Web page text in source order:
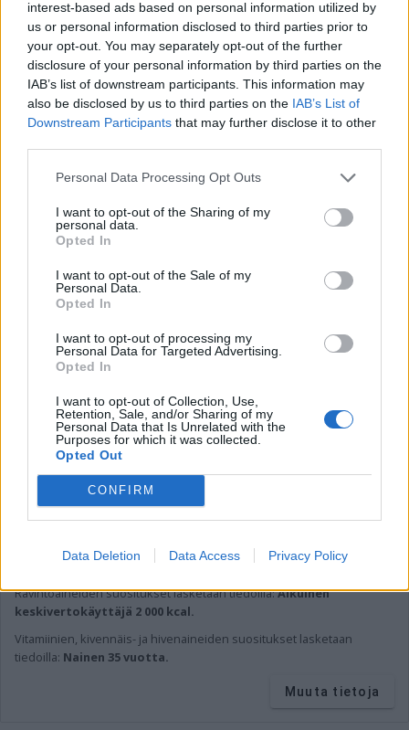
interest-based ads based on personal information utilized by
us or personal information disclosed to third parties prior to
your opt-out. You may separately opt-out of the further
disclosure of your personal information by third parties on the
IAB’s list of downstream participants. This information may
also be disclosed by us to third parties on the IAB’s List of
Downstream Participants that may further disclose it to other
Personal Data Processing Opt Outs
I want to opt-out of the Sharing of my
personal data.
Opted In
I want to opt-out of the Sale of my
Personal Data.
Opted In
I want to opt-out of processing my
Personal Data for Targeted Advertising.
Opted In
I want to opt-out of Collection, Use,
Retention, Sale, and/or Sharing of my
Personal Data that Is Unrelated with the
Purposes for which it was collected.
Opted Out
CONFIRM
Data Deletion Data Access Privacy Policy
Kivennäis- ja hivenaineet
Kivennäis- tai hivenaine
Tavoite
Fosfori (P)
366,3 mg
61 %
Kalsium (Ca)
12 %
Magnesium (Mg)
Natrium (Na)
470,6 mg
Rauta (Fe)
Seleeni (Se)
8,7 µg
Sinkki (Zn)
3,2 mg
Lähde:
päiväsaannista.Ravintoaineiden ja energian viitteellinen päiväsaanti
suomalaisiin ravitsemussuosituksiin
Ravintoaineidensuositukset lasketaan tiedoilla:Aikuinen
keskivertokäyttäjä 2 000 kcal.
Vitamiinien, kivennäis- ja hivenaineiden suositukset lasketaan
tiedoilla: Nainen 35 vuotta.
Muuta tietoja